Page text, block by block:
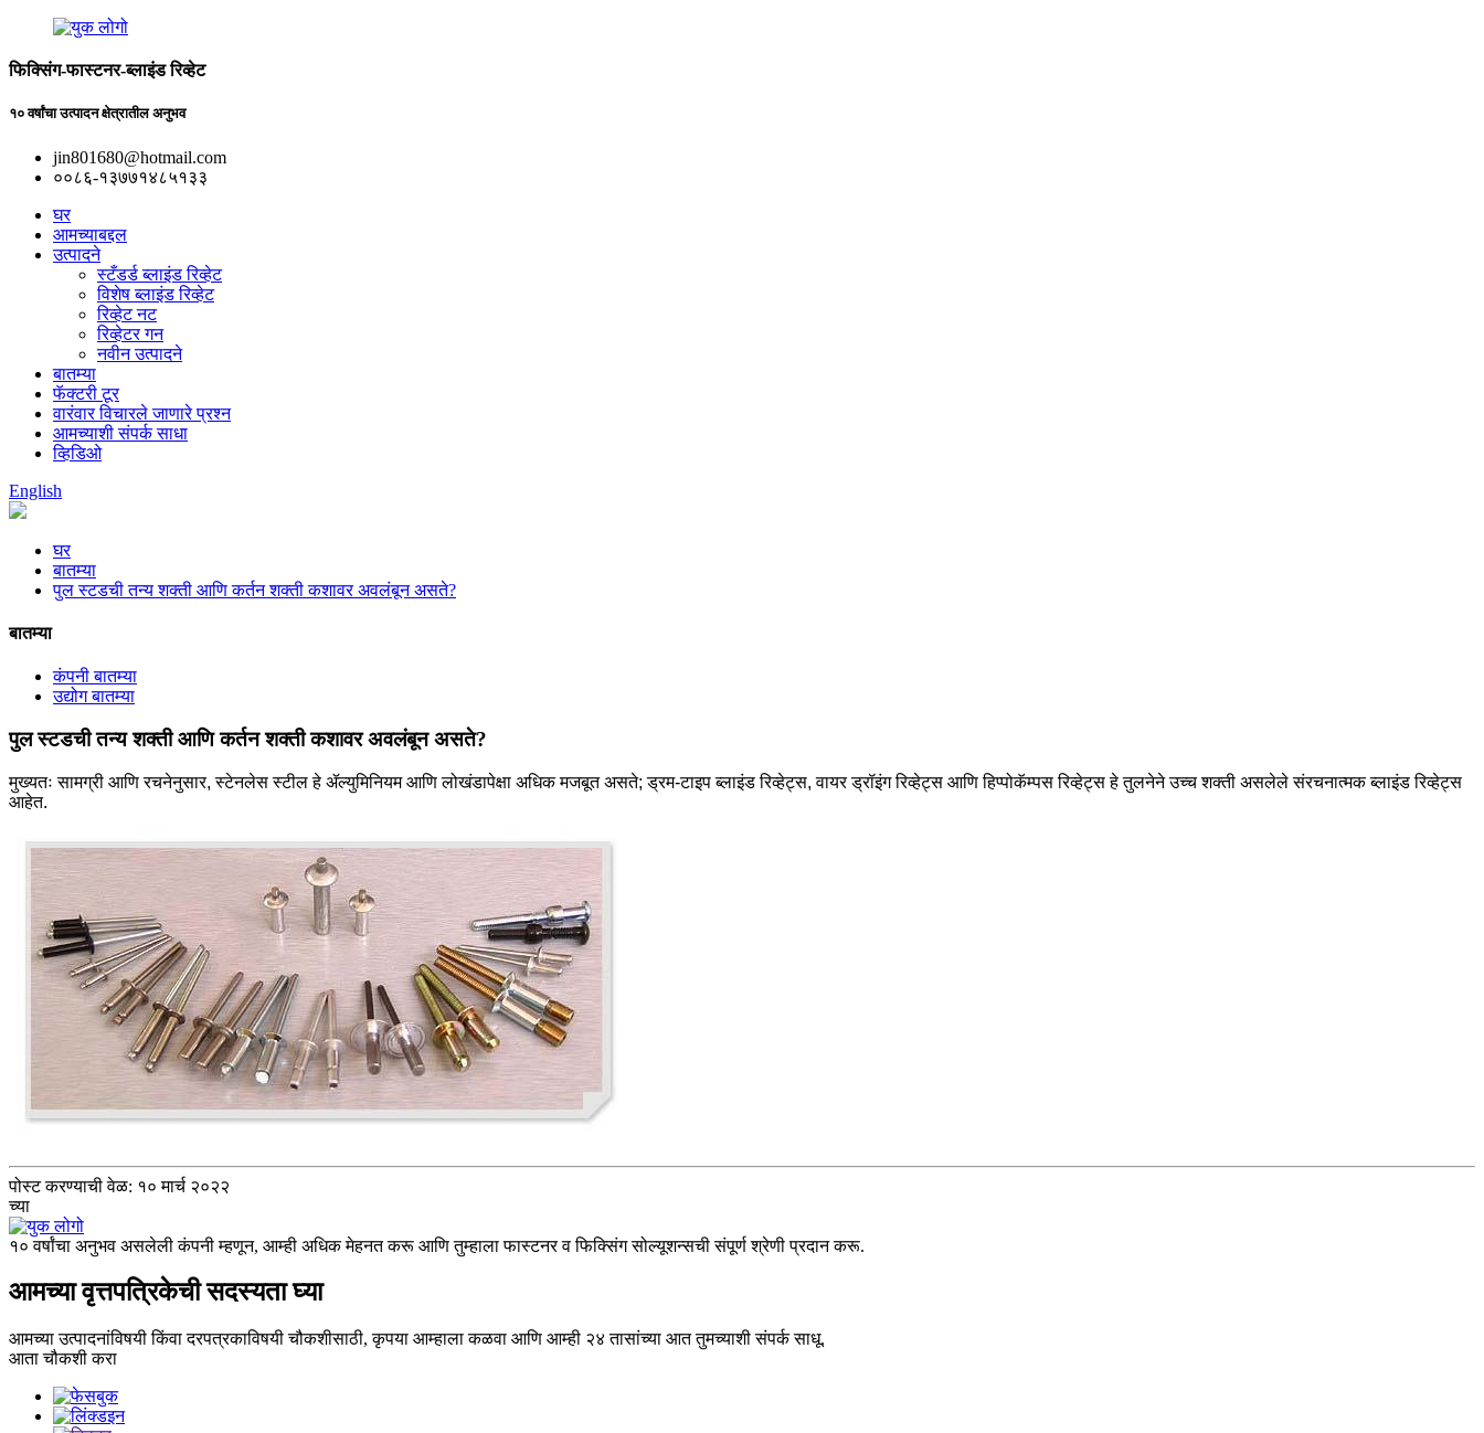
फिक्सिंग-फास्टनर-ब्लाइंड रिव्हेट
१० वर्षांचा उत्पादन क्षेत्रातील अनुभव
jin801680@hotmail.com
००८६-१३७७१४८५१३३
घर
आमच्याबद्दल
उत्पादने
स्टँडर्ड ब्लाइंड रिव्हेट
विशेष ब्लाइंड रिव्हेट
रिव्हेट नट
रिव्हेटर गन
नवीन उत्पादने
बातम्या
फॅक्टरी टूर
वारंवार विचारले जाणारे प्रश्न
आमच्याशी संपर्क साधा
व्हिडिओ
English
घर
बातम्या
पुल स्टडची तन्य शक्ती आणि कर्तन शक्ती कशावर अवलंबून असते?
बातम्या
कंपनी बातम्या
उद्योग बातम्या
पुल स्टडची तन्य शक्ती आणि कर्तन शक्ती कशावर अवलंबून असते?
मुख्यतः सामग्री आणि रचनेनुसार, स्टेनलेस स्टील हे ॲल्युमिनियम आणि लोखंडापेक्षा अधिक मजबूत असते; ड्रम-टाइप ब्लाइंड रिव्हेट्स, वायर ड्रॉइंग रिव्हेट्स आणि हिप्पोकॅम्पस रिव्हेट्स हे तुलनेने उच्च शक्ती असलेले संरचनात्मक ब्लाइंड रिव्हेट्स
आहेत.
पोस्ट करण्याची वेळ: १० मार्च २०२२
च्या
१० वर्षांचा अनुभव असलेली कंपनी म्हणून, आम्ही अधिक मेहनत करू आणि तुम्हाला फास्टनर व फिक्सिंग सोल्यूशन्सची संपूर्ण श्रेणी प्रदान करू.
आमच्या वृत्तपत्रिकेची सदस्यता घ्या
आमच्या उत्पादनांविषयी किंवा दरपत्रकाविषयी चौकशीसाठी, कृपया आम्हाला कळवा आणि आम्ही २४ तासांच्या आत तुमच्याशी संपर्क साधू.
आता चौकशी करा